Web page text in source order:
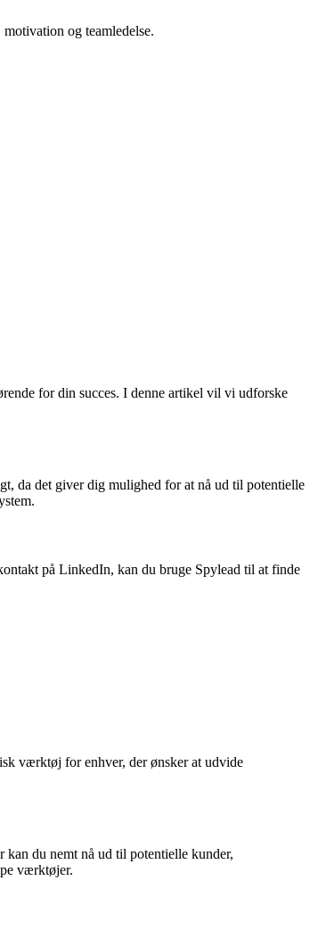
og teamledelse.
for din succes. I denne artikel vil vi udforske
da det giver dig mulighed for at nå ud til potentielle
på LinkedIn, kan du bruge Spylead til at finde
værktøj for enhver, der ønsker at udvide
du nemt nå ud til potentielle kunder,
værktøjer.